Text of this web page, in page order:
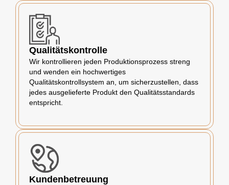
Qualitätskontrolle
Wir kontrollieren jeden Produktionsprozess streng
und wenden ein hochwertiges
Qualitätskontrollsystem an, um sicherzustellen, dass
jedes ausgelieferte Produkt den Qualitätsstandards
entspricht.
Kundenbetreuung